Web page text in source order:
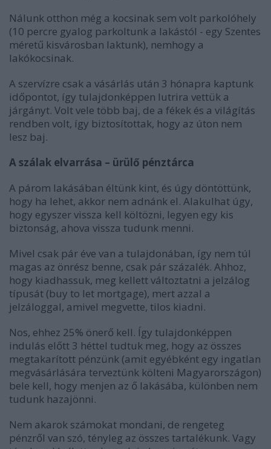
Nálunk otthon még a kocsinak sem volt parkolóhely
(10 percre gyalog parkoltunk a lakástól - egy Szentes
méretű kisvárosban laktunk), nemhogy a
lakókocsinak.
A szervízre csak a vásárlás után 3 hónapra kaptunk
időpontot, így tulajdonképpen lutrira vettük a
járgányt. Volt vele több baj, de a fékek és a világítás
rendben volt, így biztosítottak, hogy az úton nem
lesz baj.
A szálak elvarrása – ürülő pénztárca
A párom lakásában éltünk kint, és úgy döntöttünk,
hogy ha lehet, akkor nem adnánk el. Alakulhat úgy,
hogy egyszer vissza kell költözni, legyen egy kis
biztonság, ahova vissza tudunk menni.
Mivel csak pár éve van a tulajdonában, így nem túl
magas az önrész benne, csak pár százalék. Ahhoz,
hogy kiadhassuk, meg kellett változtatni a jelzálog
típusát (buy to let mortgage), mert azzal a
jelzáloggal, amivel megvette, tilos kiadni.
Nos, ehhez 25% önerő kell. Így tulajdonképpen
indulás előtt 3 héttel tudtuk meg, hogy az összes
megtakarított pénzünk (amit egyébként egy ingatlan
megvásárlására terveztünk költeni Magyarországon)
bele kell, hogy menjen az ő lakásába, különben nem
tudunk hazajönni.
Nem akarok számokat mondani, de rengeteg
pénzről van szó, tényleg az összes tartalékunk. Vagy